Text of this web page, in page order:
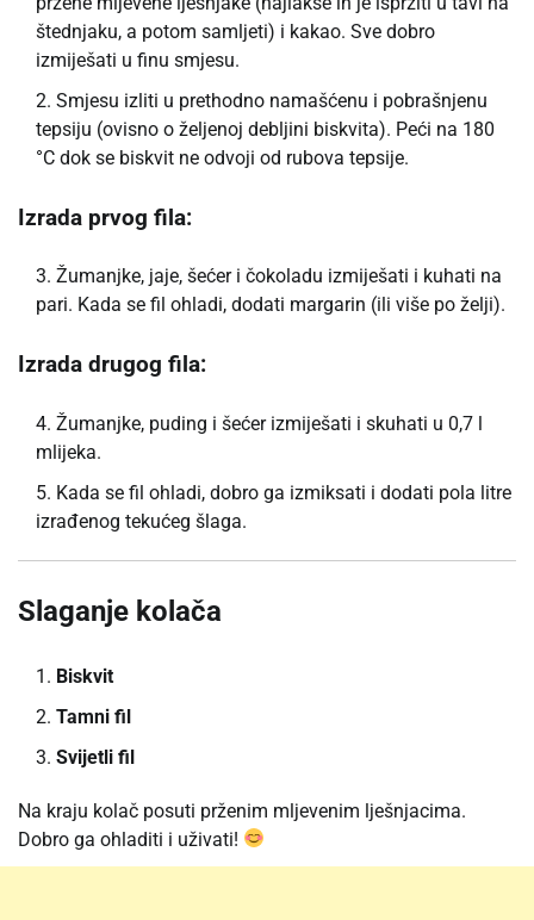
štednjaku, a potom samljeti) i kakao. Sve dobro
izmiješati u finu smjesu.
Smjesu izliti u prethodno namašćenu i pobrašnjenu
tepsiju (ovisno o željenoj debljini biskvita). Peći na 180
°C dok se biskvit ne odvoji od rubova tepsije.
Izrada prvog fila:
Žumanjke, jaje, šećer i čokoladu izmiješati i kuhati na
pari. Kada se fil ohladi, dodati margarin (ili više po želji).
Izrada drugog fila:
Žumanjke, puding i šećer izmiješati i skuhati u 0,7 l
mlijeka.
Kada se fil ohladi, dobro ga izmiksati i dodati pola litre
izrađenog tekućeg šlaga.
Slaganje kolača
Biskvit
Tamni fil
Svijetli fil
Na kraju kolač posuti prženim mljevenim lješnjacima.
Dobro ga ohladiti i uživati!